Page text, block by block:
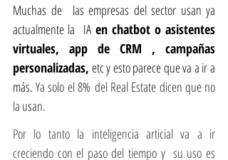
Muchas de  las empresas del sector usan ya
actualmente la  IA en chatbot o asistentes
virtuales, app de CRM , campañas
personalizadas, etc y esto parece que va a ir a
más. Ya solo el 8% del Real Estate dicen que no
la usan.
Por lo tanto la inteligencia articial va a ir
creciendo con el paso del tiempo y  su uso es